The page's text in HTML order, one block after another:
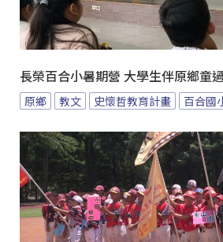
長榮百合小暑期營 大學生伴原鄉童
原鄉 教文 史懷哲教育計畫 百合國